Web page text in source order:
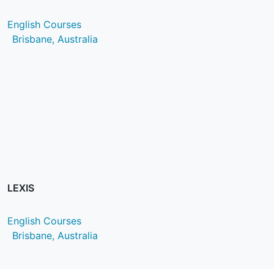
English Courses
Brisbane, Australia
LEXIS
English Courses
Brisbane, Australia